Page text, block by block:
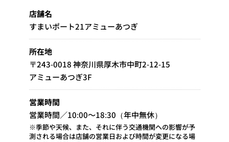
店舗名
すまいポート21アミューあつぎ
所在地
〒243-0018 神奈川県厚木市中町2-12-15
アミューあつぎ3F
営業時間
営業時間／10:00～18:30（年中無休）
※季節や天候、また、それに伴う交通機関への影響が予
測される場合は店舗の営業日および時間が変更になる場